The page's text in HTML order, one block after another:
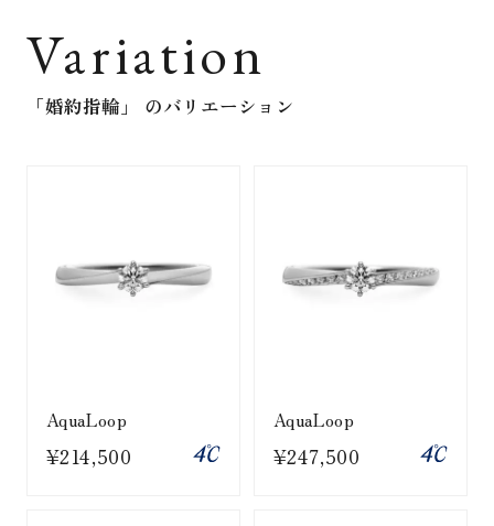
Variation
「婚約指輪」 のバリエーション
AquaLoop
¥214,500
AquaLoop
¥247,500